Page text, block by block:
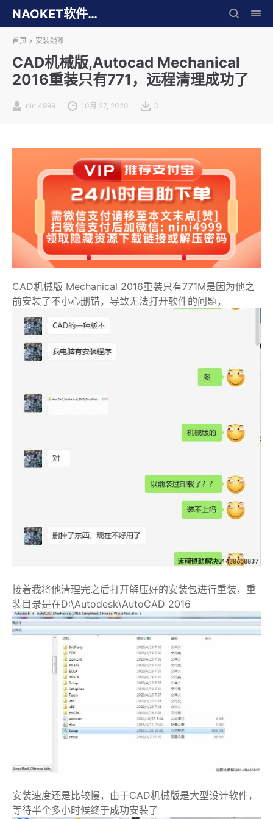
NAOKET软件库
首页 > 安装疑难
CAD机械版,Autocad Mechanical
2016重装只有771，远程清理成功了
nini4999 10月 27, 2020 0
CAD机械版 Mechanical 2016重装只有771M是因为他之
前安装了不小心删错，导致无法打开软件的问题，
接着我将他清理完之后打开解压好的安装包进行重装，重
装目录是在D:\Autodesk\AutoCAD 2016
安装速度还是比较慢，由于CAD机械版是大型设计软件，
等待半个多小时候终于成功安装了